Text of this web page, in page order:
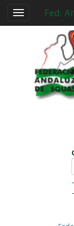
Toggle
navigation
Fed.